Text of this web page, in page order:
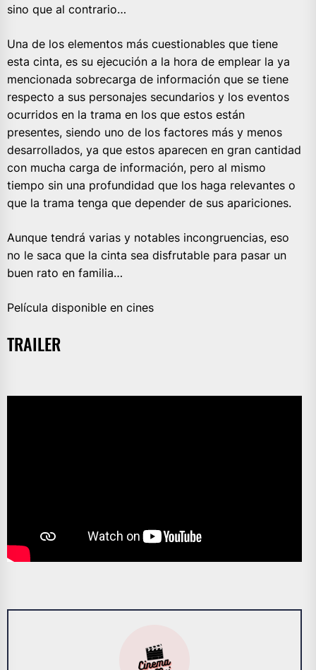
sino que al contrario…
Una de los elementos más cuestionables que tiene
esta cinta, es su ejecución a la hora de emplear la ya
mencionada sobrecarga de información que se tiene
respecto a sus personajes secundarios y los eventos
ocurridos en la trama en los que estos están
presentes, siendo uno de los factores más y menos
desarrollados, ya que estos aparecen en gran cantidad
con mucha carga de información, pero al mismo
tiempo sin una profundidad que los haga relevantes o
que la trama tenga que depender de sus apariciones.
Aunque tendrá varias y notables incongruencias, eso
no le saca que la cinta sea disfrutable para pasar un
buen rato en familia…
Película disponible en cines
TRAILER